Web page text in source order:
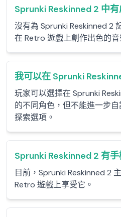
Sprunki Reskinned 2 中有
沒有為 Sprunki Reskinned 2
在 Retro 遊戲上創作出色的音
我可以在 Sprunki
玩家可以選擇在 Sprunki
的不同角色，但不能進一步
探索選項。
Sprunki Reskinned 2 有手
目前，Sprunki Reskinned 2
Retro 遊戲上享受它。